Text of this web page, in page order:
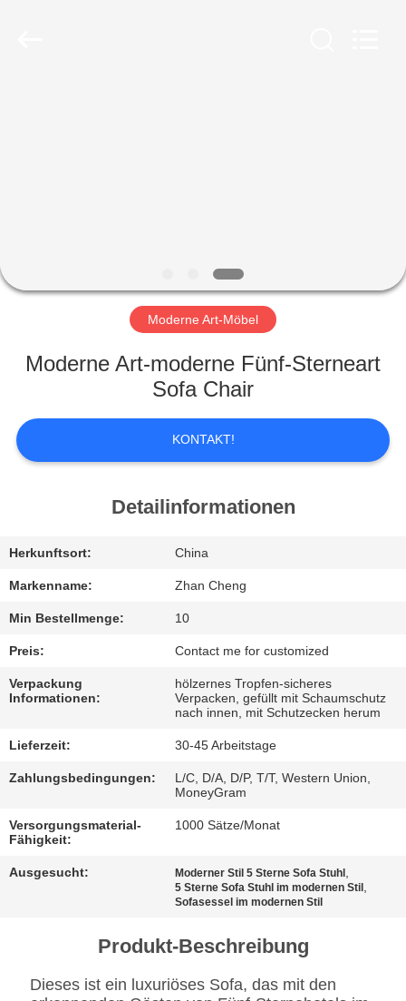
VR-
UNS
WERKSBESICHTIGUNG
BITTE
UM
EIN
ANGEBOT
DATENSCHUTZ-
BESTIMMUNGEN
Moderne Art-Möbel
Moderne Art-moderne Fünf-Sterneart
Sofa Chair
KONTAKT!
Detailinformationen
Herkunftsort: China
Markenname: Zhan Cheng
Min Bestellmenge: 10
Preis: Contact me for customized
Verpackung
Informationen:
hölzernes Tropfen-sicheres
Verpacken, gefüllt mit Schaumschutz
nach innen, mit Schutzecken herum
Lieferzeit: 30-45 Arbeitstage
Zahlungsbedingungen:
L/C, D/A, D/P, T/T, Western Union,
MoneyGram
Versorgungsmaterial-
Fähigkeit:
1000 Sätze/Monat
Ausgesucht: Moderner Stil 5 Sterne Sofa Stuhl
5 Sterne Sofa Stuhl im modernen Stil
Sofasessel im modernen Stil
Produkt-Beschreibung
Dieses ist ein luxuriöses Sofa, das mit den